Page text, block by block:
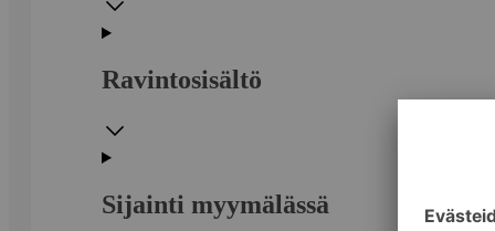
Ravintosisältö
Sijainti myymälässä